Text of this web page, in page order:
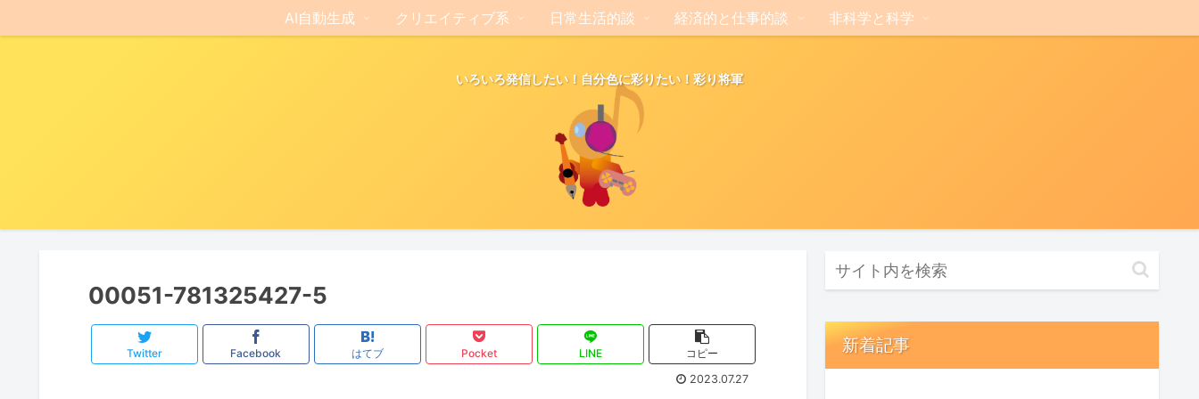
いろいろ発信したい！自分色に彩りたい！彩り将軍
AI自動生成 クリエイティブ系 日常生活的談 経済的と仕事的談 非科学と科学
00051-781325427-5
Twitter Facebook はてブ Pocket LINE
コピー
2023.07.27
新着記事